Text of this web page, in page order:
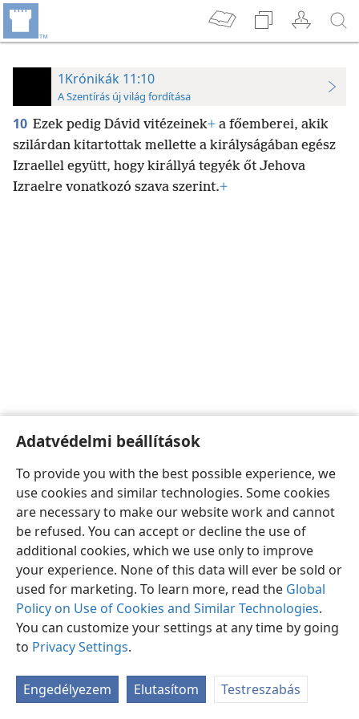
Adatvédelmi beállítások
To provide you with the best possible experience, we
use cookies and similar technologies. Some cookies
are necessary to make our website work and cannot
be refused. You can accept or decline the use of
additional cookies, which we use only to improve
your experience. None of this data will ever be sold or
used for marketing. To learn more, read the Global
Policy on Use of Cookies and Similar Technologies.
You can customize your settings at any time by going
to Privacy Settings.
Engedélyezem Elutasítom Testreszabás
1Krónikák 11:10
A Szentírás új világ fordítása
10 Ezek pedig Dávid vitézeinek+ a főemberei, akik
szilárdan kitartottak mellette a királyságában egész
Izraellel együtt, hogy királlyá tegyék őt Jehova
Izraelre vonatkozó szava szerint.+
Magyar Beállítások
Copyright© 2026 Watch Tower Bible and Tract Society of Pennsylvania
Bizalmas információra vonatkozó szabályok
Adatvédelmi beállítások
JW.ORG Bejelentkezés